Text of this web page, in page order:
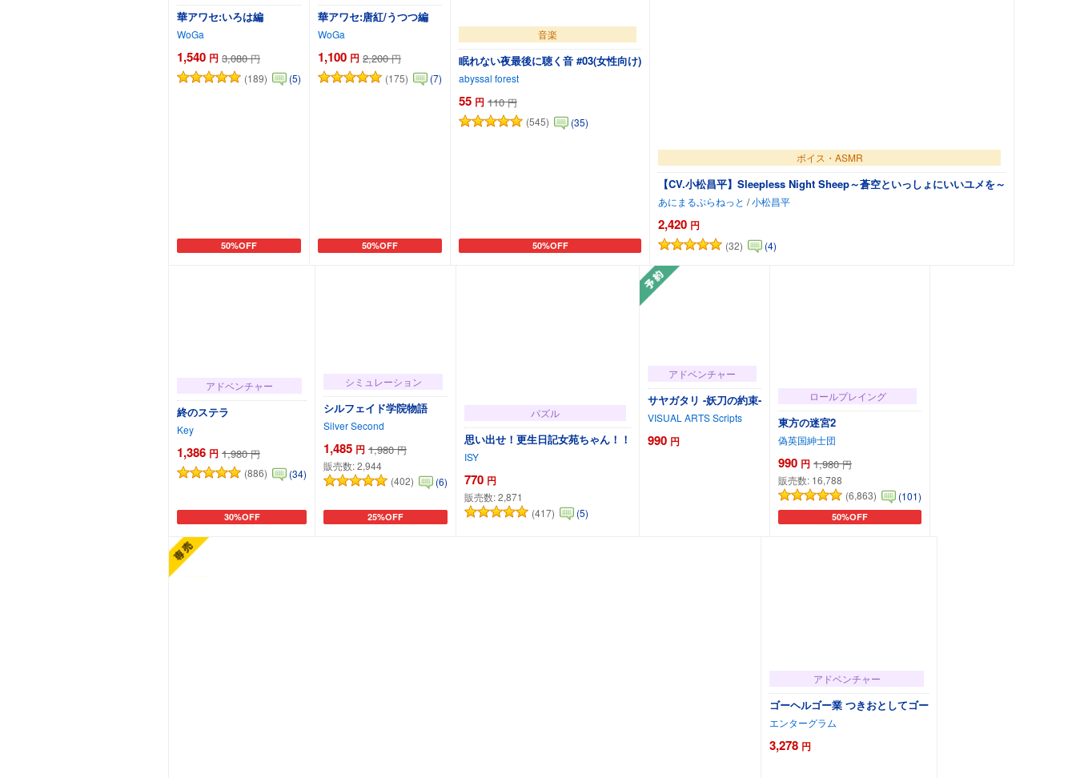
華アワセ:いろは編
WoGa
1,540 円 3,080 円
(189)
(5)
50%OFF
カートに追加
華アワセ:唐紅/うつつ編
WoGa
1,100 円 2,200 円
(175)
(7)
50%OFF
カートに追加
音楽
眠れない夜最後に聴く音 #03(女性向け)
abyssal forest
55 円 110 円
(545)
(35)
50%OFF
カートに追加
ボイス・ASMR
【CV.小松昌平】Sleepless Night Sheep～蒼空といっしょにいいユメを～
あにまるぷらねっと /小松昌平
2,420 円
(32) (4)
アドベンチャー
終のステラ
Key
1,386 円 1,980 円
(886)
(34)
30%OFF
カートに追加
シミュレーション
シルフェイド学院物語
Silver Second
1,485 円 1,980 円
販売数:2,944
(402)
(6)
25%OFF
カートに追加
パズル
思い出せ！更生日記女苑ちゃん！！
ISY
770 円
販売数:2,871
(417)
(5)
カートに追加
アドベンチャー
サヤガタリ -妖刀の約束-
VISUAL ARTS Scripts
990 円
ロールプレイング
東方の迷宮2
偽英国紳士団
990 円 1,980 円
販売数: 16,788
(6,863)
(101)
50%OFF
カートに追加
アドベンチャー
ゴーヘルゴー業 つきおとしてゴー
エンターグラム
3,278 円